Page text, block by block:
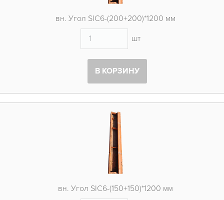
вн. Угол SIC6-(200+200)*1200 мм
шт
В КОРЗИНУ
вн. Угол SIC6-(150+150)*1200 мм